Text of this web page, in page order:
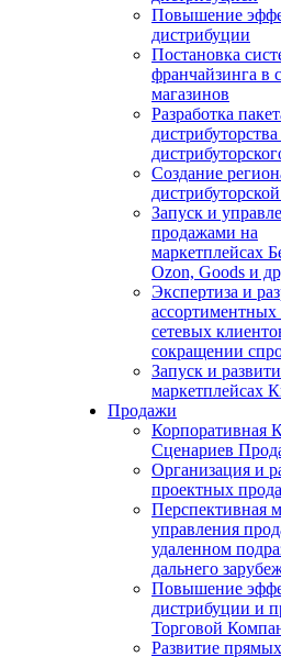
Повышение
дистрибуции
Постановка
франчайзинга в
магазинов
Разработка
Создание
Запуск и
продажами на
маркетплейсах
Ozon, Goods и
Экспертиза и
сетевых
сокращении
Запуск и
маркетплейсах
Продажи
Корпоративная
Сценариев
Организация и
проектных
Перспективная
управления
удаленном
дальнего
Повышение
дистрибуции и
Торговой
Развитие